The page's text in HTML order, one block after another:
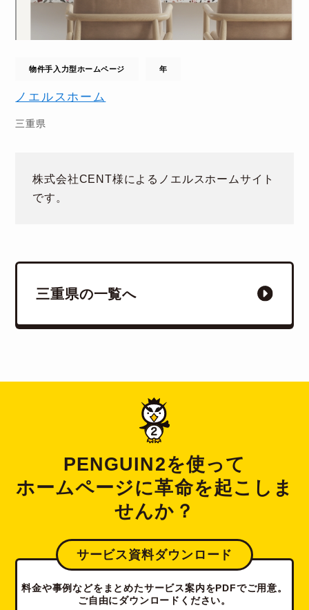
物件手入力型ホームページ 年
ノエルスホーム
三重県
株式会社CENT様によるノエルスホームサイト
です。
三重県の一覧へ
PENGUIN2を使って
ホームページに革命を起こしま
せんか？
サービス資料ダウンロード
料金や事例などをまとめたサービス案内をPDFでご用意。
ご自由にダウンロードください。